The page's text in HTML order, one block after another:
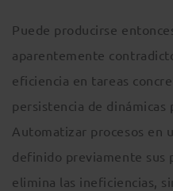
Puede producirse
aparentemente
eficiencia en tareas
persistencia de dinámicas
Automatizar procesos en
definido previamente sus
elimina las ineficiencias,